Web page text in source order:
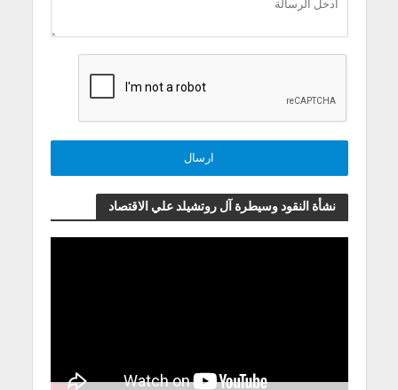
نشأة النقود وسيطرة آل روتشيلد علي الاقتصاد